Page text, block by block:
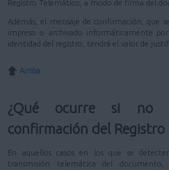
Registro Telemático, a modo de firma del
Además, el mensaje de confirmación, que
impreso o archivado informáticamente
identidad del registro, tendrá el valor de
Arriba
¿Qué ocurre si no
confirmación del Registro
En aquellos casos en los que se
transmisión telemática del